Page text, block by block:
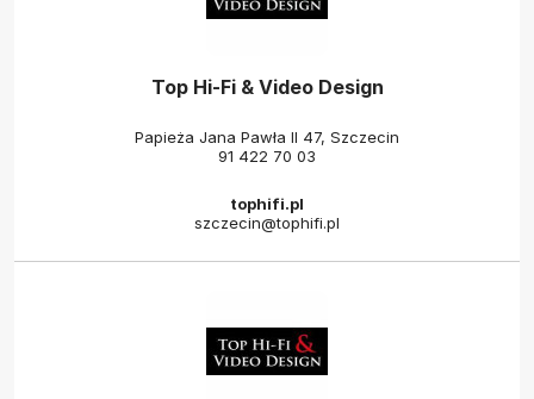
Top Hi-Fi & Video Design
Papieża Jana Pawła II 47, Szczecin
91 422 70 03
tophifi.pl
szczecin@tophifi.pl